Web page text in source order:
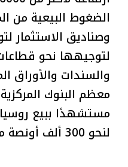
الضغوط البيعية من
وصناديق الاستثمار
لتوجيهها نحو
والسندات والأوراق
معظم البنوك
مستشهدًا ببيع
لنحو 300 ألف أونصة من الذهب (نحو 9 أطنان).